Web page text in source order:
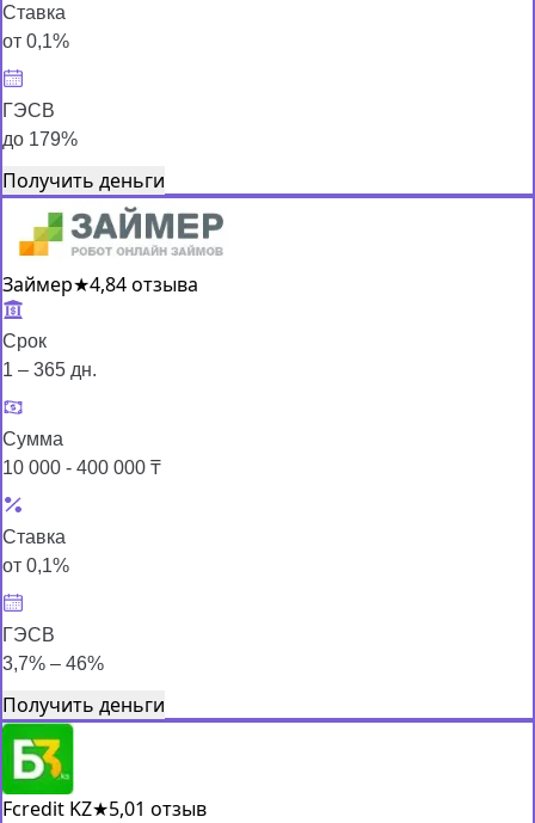
Ставка
от 0,1%
ГЭСВ
до 179%
Получить деньги
Займер★4,84 отзыва
Срок
1 – 365 дн.
Сумма
10 000 - 400 000 ₸
Ставка
от 0,1%
ГЭСВ
3,7% – 46%
Получить деньги
Fcredit KZ★5,01 отзыв